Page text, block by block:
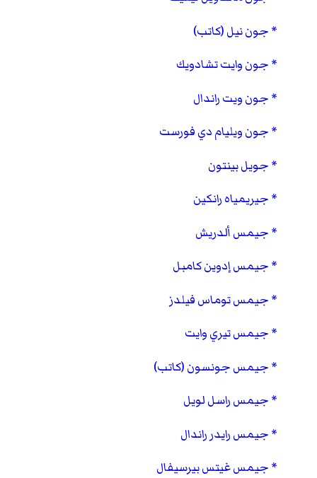
جون نيل (كاتب)
جون وايت تشادويك
جون ويت راندال
جون ويليام دي فورست
جويل بينتون
جيريمياه رانكين
جيمس ألدريش
جيمس إدوين كامبل
جيمس توماس فيلدز
جيمس تيري وايت
جيمس جونسون (كاتب)
جيمس راسل لويل
جيمس رايدر راندال
جيمس غيتس بيرسيفال